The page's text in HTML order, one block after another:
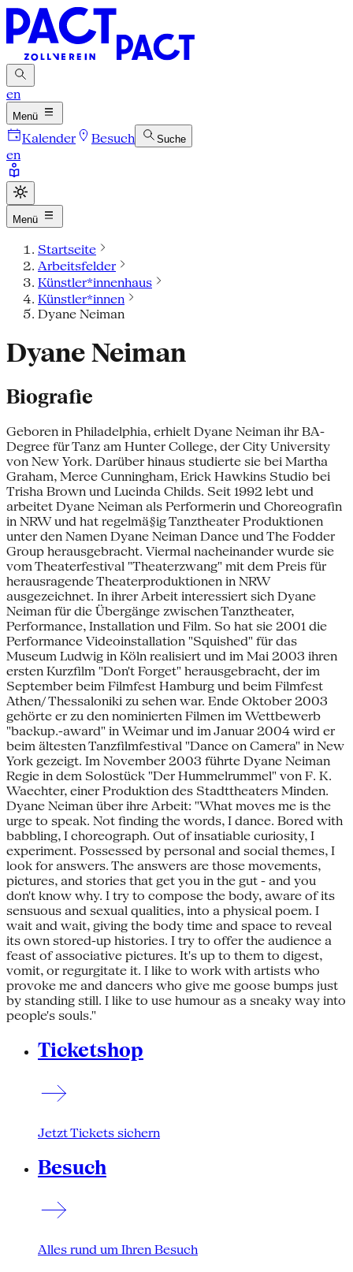
en
Menü
Kalender Besuch Suche
en
Menü
Startseite
Arbeitsfelder
Künstler*innenhaus
Künstler*innen
Dyane Neiman
Dyane Neiman
Biografie
Geboren in Philadelphia, erhielt Dyane Neiman ihr BA-
Degree für Tanz am Hunter College, der City University
von New York. Darüber hinaus studierte sie bei Martha
Graham, Merce Cunningham, Erick Hawkins Studio bei
Trisha Brown und Lucinda Childs. Seit 1992 lebt und
arbeitet Dyane Neiman als Performerin und Choreografin
in NRW und hat regelmä§ig Tanztheater Produktionen
unter den Namen Dyane Neiman Dance und The Fodder
Group herausgebracht. Viermal nacheinander wurde sie
vom Theaterfestival "Theaterzwang" mit dem Preis für
herausragende Theaterproduktionen in NRW
ausgezeichnet. In ihrer Arbeit interessiert sich Dyane
Neiman für die Übergänge zwischen Tanztheater,
Performance, Installation und Film. So hat sie 2001 die
Performance Videoinstallation "Squished" für das
Museum Ludwig in Köln realisiert und im Mai 2003 ihren
ersten Kurzfilm "Don't Forget" herausgebracht, der im
September beim Filmfest Hamburg und beim Filmfest
Athen/ Thessaloniki zu sehen war. Ende Oktober 2003
gehörte er zu den nominierten Filmen im Wettbewerb
"backup.-award" in Weimar und im Januar 2004 wird er
beim ältesten Tanzfilmfestival "Dance on Camera" in New
York gezeigt. Im November 2003 führte Dyane Neiman
Regie in dem Solostück "Der Hummelrummel" von F. K.
Waechter, einer Produktion des Stadttheaters Minden.
Dyane Neiman über ihre Arbeit: "What moves me is the
urge to speak. Not finding the words, I dance. Bored with
babbling, I choreograph. Out of insatiable curiosity, I
experiment. Possessed by personal and social themes, I
look for answers. The answers are those movements,
pictures, and stories that get you in the gut - and you
don't know why. I try to compose the body, aware of its
sensuous and sexual qualities, into a physical poem. I
wait and wait, giving the body time and space to reveal
its own stored-up histories. I try to offer the audience a
feast of associative pictures. It's up to them to digest,
vomit, or regurgitate it. I like to work with artists who
provoke me and dancers who give me goose bumps just
by standing still. I like to use humour as a sneaky way into
people's souls."
Ticketshop
Jetzt Tickets sichern
Besuch
Alles rund um Ihren Besuch